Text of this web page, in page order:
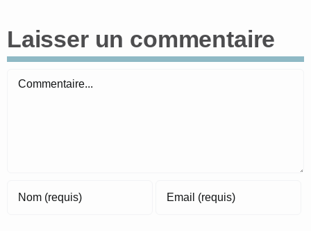
Laisser un commentaire
Commentaire